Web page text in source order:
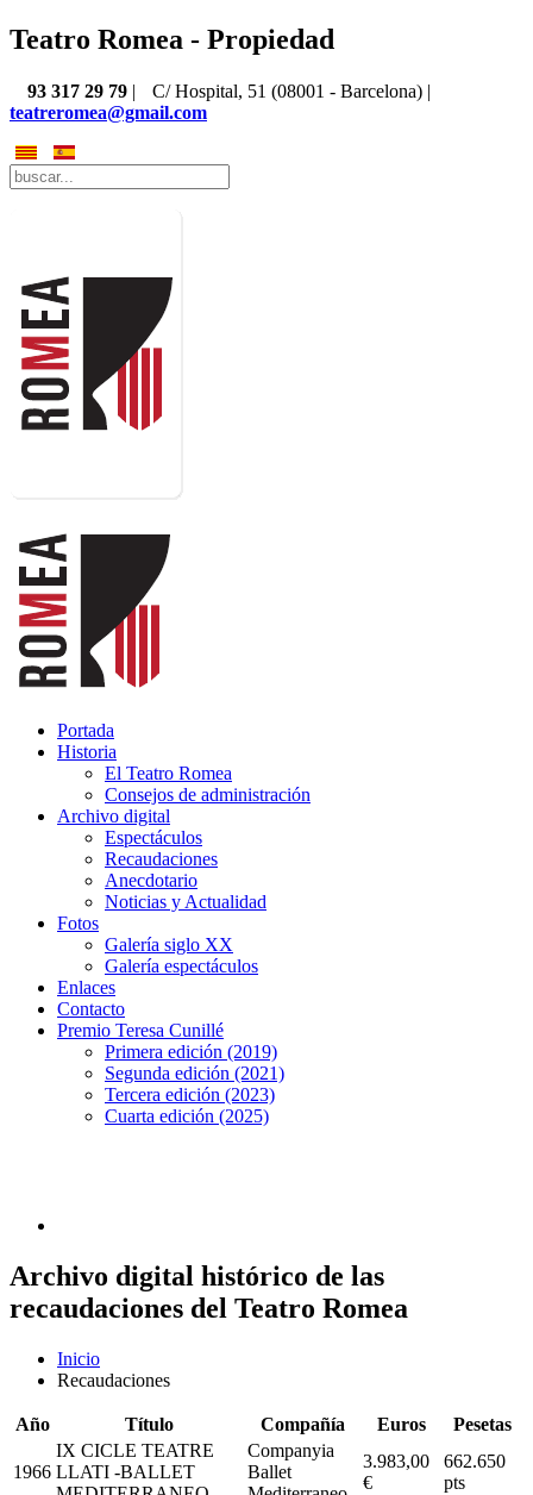
Teatro Romea - Propiedad
93 317 29 79 |
C/ Hospital, 51 (08001 - Barcelona) |
teatreromea@gmail.com
Portada
Historia
El Teatro Romea
Consejos de administración
Archivo digital
Espectáculos
Recaudaciones
Anecdotario
Noticias y Actualidad
Fotos
Galería siglo XX
Galería espectáculos
Enlaces
Contacto
Premio Teresa Cunillé
Primera edición (2019)
Segunda edición (2021)
Tercera edición (2023)
Cuarta edición (2025)
Archivo digital histórico de las
recaudaciones del Teatro Romea
Inicio
Recaudaciones
Año Título Compañía Euros Pesetas
1966
IX CICLE TEATRE
LLATI -BALLET
Companyia
Ballet
3.983,00
€
662.650
pts